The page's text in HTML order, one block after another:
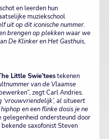
en leerden hun
muziekschool
uit op dit iconische nummer.
brengen op plekken waar we
De Klinker en Het Gasthuis,
Little Swie’teestekenen
van de Vlaamse
”, zegt Carl Andries.
al situeert
en een flinke dosis je ne
gelegenheid ondersteund door
saxofonist Steven